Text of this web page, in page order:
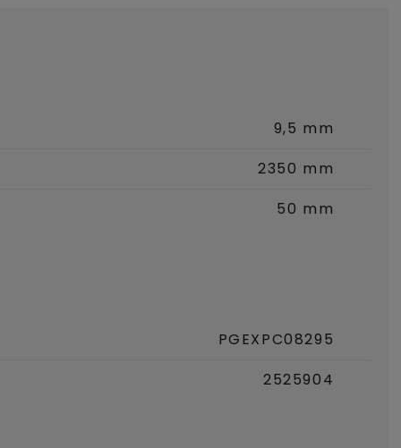
9,5 mm
2350 mm
50 mm
PGEXPC08295
2525904